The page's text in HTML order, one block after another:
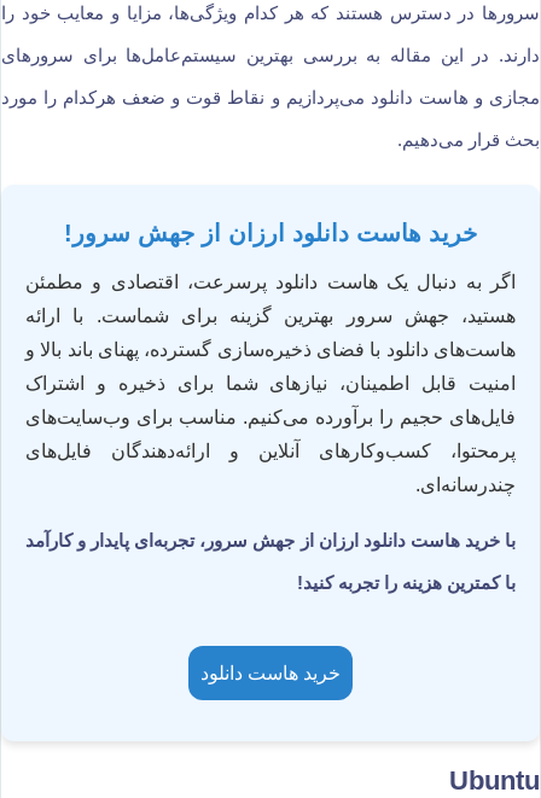
سرورها در دسترس هستند که هر کدام ویژگی‌ها، مزایا و معایب خود را
دارند. در این مقاله به بررسی بهترین سیستم‌عامل‌ها برای سرورهای
مجازی و هاست دانلود می‌پردازیم و نقاط قوت و ضعف هرکدام را مورد
بحث قرار می‌دهیم.
خرید هاست دانلود ارزان از جهش سرور!
اگر به دنبال یک هاست دانلود پرسرعت، اقتصادی و مطمئن
هستید، جهش سرور بهترین گزینه برای شماست. با ارائه
هاست‌های دانلود با فضای ذخیره‌سازی گسترده، پهنای باند بالا و
امنیت قابل اطمینان، نیازهای شما برای ذخیره و اشتراک
فایل‌های حجیم را برآورده می‌کنیم. مناسب برای وب‌سایت‌های
پرمحتوا، کسب‌وکارهای آنلاین و ارائه‌دهندگان فایل‌های
چندرسانه‌ای.
با خرید هاست دانلود ارزان از جهش سرور، تجربه‌ای پایدار و کارآمد
با کمترین هزینه را تجربه کنید!
خرید هاست دانلود
Ubuntu